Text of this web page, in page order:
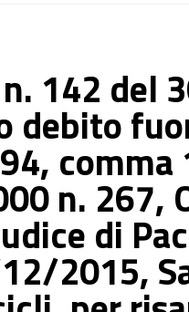
n. 142 del
debito
comma
n. 267,
di
2015,